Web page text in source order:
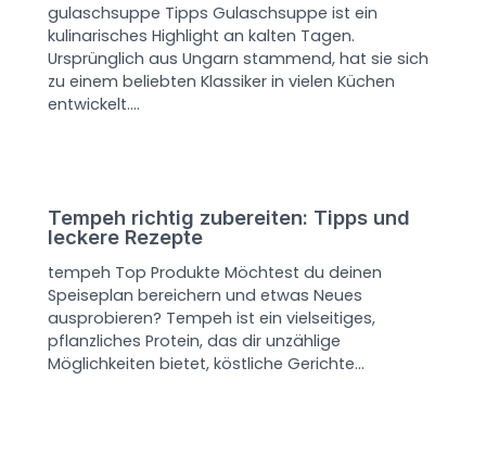
gulaschsuppe Tipps Gulaschsuppe ist ein
kulinarisches Highlight an kalten Tagen.
Ursprünglich aus Ungarn stammend, hat sie sich
zu einem beliebten Klassiker in vielen Küchen
entwickelt.…
Tempeh richtig zubereiten: Tipps und
leckere Rezepte
tempeh Top Produkte Möchtest du deinen
Speiseplan bereichern und etwas Neues
ausprobieren? Tempeh ist ein vielseitiges,
pflanzliches Protein, das dir unzählige
Möglichkeiten bietet, köstliche Gerichte…